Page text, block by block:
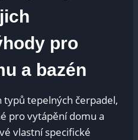
pro
a bazén
typů tepelných čerpadel,
pro ​vytápění domu a⁤
vlastní specifické